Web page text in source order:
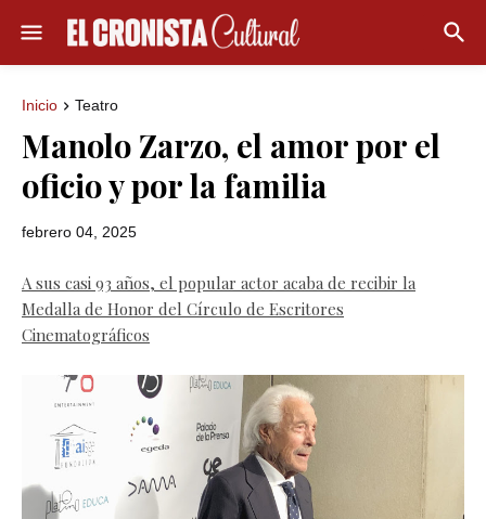
Inicio Teatro
Manolo Zarzo, el amor por el
oficio y por la familia
febrero 04, 2025
A sus casi 93 años, el popular actor acaba de recibir la
Medalla de Honor del Círculo de Escritores
Cinematográficos